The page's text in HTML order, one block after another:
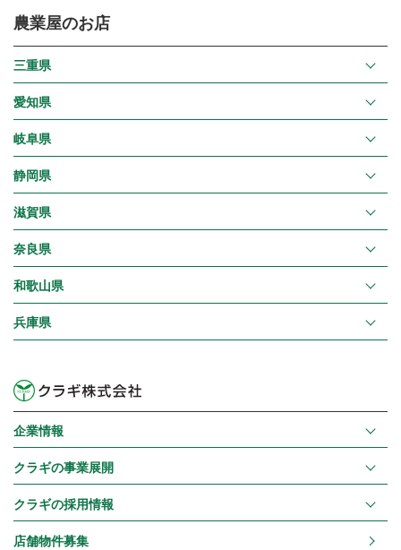
農業屋のお店
三重県
愛知県
岐阜県
静岡県
滋賀県
奈良県
和歌山県
兵庫県
企業情報
クラギの事業展開
クラギの採用情報
店舗物件募集